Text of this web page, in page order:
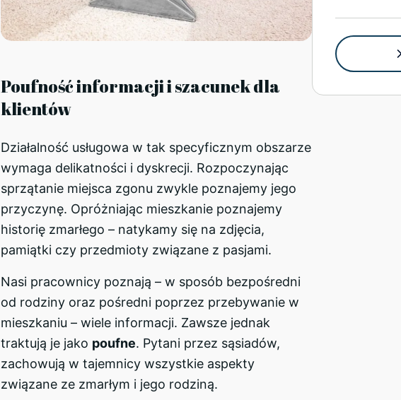
Poufność informacji i szacunek dla
klientów
Działalność usługowa w tak specyficznym obszarze
wymaga delikatności i dyskrecji. Rozpoczynając
sprzątanie miejsca zgonu zwykle poznajemy jego
przyczynę. Opróżniając mieszkanie poznajemy
historię zmarłego – natykamy się na zdjęcia,
pamiątki czy przedmioty związane z pasjami.
Nasi pracownicy poznają – w sposób bezpośredni
od rodziny oraz pośredni poprzez przebywanie w
mieszkaniu – wiele informacji. Zawsze jednak
traktują je jako poufne. Pytani przez sąsiadów,
zachowują w tajemnicy wszystkie aspekty
związane ze zmarłym i jego rodziną.